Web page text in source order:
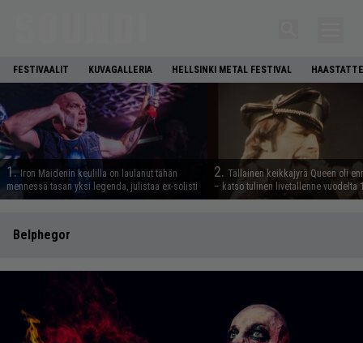
FESTIVAALIT KUVAGALLERIA HELLSINKI METAL FESTIVAL
1. Iron Maidenin keulilla on laulanut tähän
mennessä tasan yksi legenda, julistaa ex-solisti
2. Tällainen keikkajyrä Queen oli
– katso tulinen livetallenne vuodelta
Belphegor